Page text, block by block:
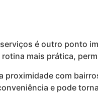
é outro ponto
mais prática,
proximidade com
e pode